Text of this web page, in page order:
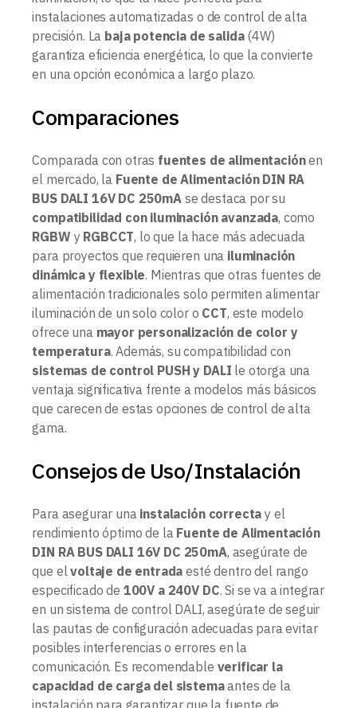
instalaciones automatizadas o de control de alta
precisión. La baja potencia de salida(4W)
garantiza eficiencia energética, lo que la convierte
en una opción económica a largo plazo.
Comparaciones
Comparada con otras fuentes de alimentaciónen
el mercado, la Fuente de Alimentación DIN RA
BUS DALI 16V DC 250mAse destaca por su
compatibilidad con iluminación avanzada, como
RGBW y RGBCCT, lo que la hace más adecuada
para proyectos que requieren una iluminación
dinámica y flexible. Mientras que otras fuentes de
alimentación tradicionales solo permiten alimentar
iluminación de un solo color o CCT, este modelo
ofrece una mayor personalización de color y
temperatura. Además, su compatibilidad con
sistemas de control PUSH y DALI le otorga una
ventaja significativa frente a modelos más básicos
que carecen de estas opciones de control de alta
gama.
Consejos de Uso/Instalación
Para asegurar una instalación correcta y el
rendimiento óptimo de la Fuente de Alimentación
DIN RA BUS DALI 16V DC 250mA, asegúrate de
que elvoltaje de entrada esté dentro del rango
especificado de 100V a 240V DC. Si se va a integrar
en un sistema de control DALI, asegúrate de seguir
las pautas de configuración adecuadas para evitar
posibles interferencias o errores en la
comunicación. Es recomendable verificar la
capacidad de carga del sistemaantes de la
instalación para garantizar que la fuente de